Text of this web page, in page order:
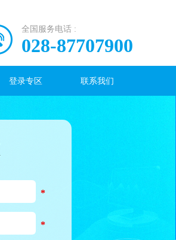
*
*
全国服务电话 :
028-87707900
登录专区 联系我们